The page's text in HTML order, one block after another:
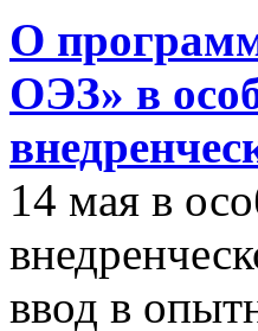
О
ОЭЗ» в
14 мая в
ввод в